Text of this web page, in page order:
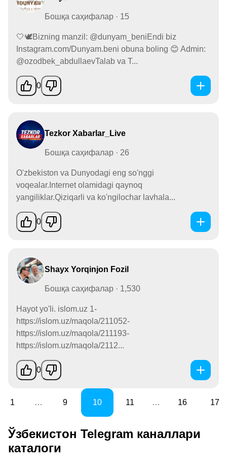
Бошқа саҳифалар · 15
🤍🕊Bizning manzil: @dunyam_beniEndi biz
Instagram.com/Dunyam.beni obuna boling 😊 Admin:
@ozodbek_abdullaevTalab va T...
0
Tezkor Xabarlar_Live
Бошқа саҳифалар · 26
O'zbekiston va Dunyodagi eng so'nggi
voqealar.Internet olamidagi qaynoq
yangiliklar.Qiziqarli va ko'ngilochar lavhala...
0
Shayx Yorqinjon Fozil
Бошқа саҳифалар · 1,530
Hayot yo'li. islom.uz 1-
https://islom.uz/maqola/211052-
https://islom.uz/maqola/211193-
https://islom.uz/maqola/2112...
0
1 … 9 10 11 … 16 17
Ўзбекистон Telegram каналлари
каталоги